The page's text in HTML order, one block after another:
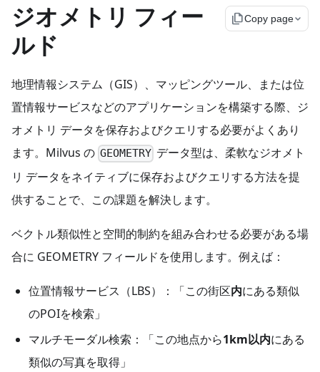
ジオメトリ フィー
ルド
file_copyCopy page
地理情報システム（GIS）、マッピングツール、または位
置情報サービスなどのアプリケーションを構築する際、ジ
オメトリ データを保存およびクエリする必要がよくあり
ます。Milvus の GEOMETRY データ型は、柔軟なジオメト
リ データをネイティブに保存およびクエリする方法を提
供することで、この課題を解決します。
ベクトル類似性と空間的制約を組み合わせる必要がある場
合に GEOMETRY フィールドを使用します。例えば：
位置情報サービス（LBS）：「この街区内にある類似
のPOIを検索」
マルチモーダル検索：「この地点から1km以内にある
類似の写真を取得」